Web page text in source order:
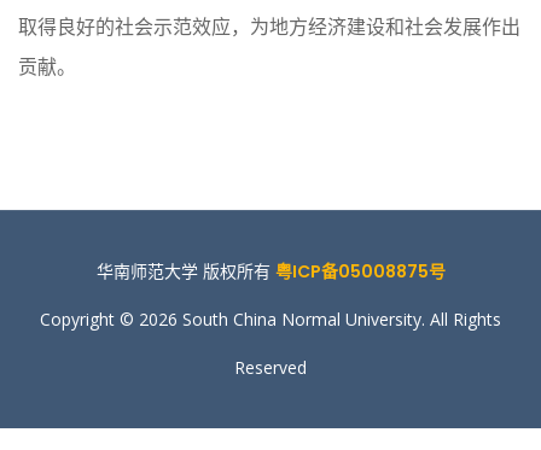
取得良好的社会示范效应，为地方经济建设和社会发展作出
贡献。
华南师范大学 版权所有 粤ICP备05008875号
Copyright © 2026 South China Normal University. All Rights
Reserved